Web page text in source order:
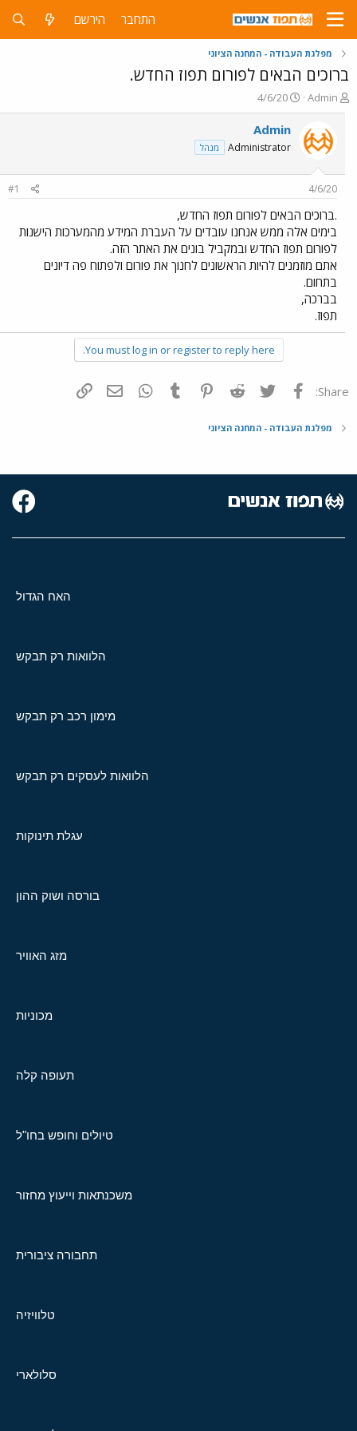
התחבר הירשם
מפלגת העבודה - המחנה הציוני
ברוכים הבאים לפורום תפוז החדש.
פ
ו
ח
ו
ש
א
Admin
פ
ו
ר
ם
ר
י
ך
4/6/20
Admin
Administrator מנהל
4/6/20
#1
.ברוכים הבאים לפורום תפוז החדש,
בימים אלה ממש אנחנו עובדים על העברת המידע מהמערכות הישנות
לפורום תפוז החדש ובמקביל בונים את האתר הזה.
אתם מוזמנים להיות הראשונים לחנוך את פורום ולפתוח פה דיונים
בתחום.
בברכה,
תפוז.
You must log in or register to reply here.
Share: פייסבוק Twitter
Reddit
Pinterest
Tumblr
WhatsAppדואר אלקטרוני
מפלגת העבודה - המחנה הציוני
האח הגדול
הלוואות רק תבקש
מימון רכב רק תבקש
הלוואות לעסקים רק תבקש
עגלת תינוקות
בורסה ושוק ההון
מזג האוויר
מכוניות
תעופה קלה
טיולים וחופש בחו"ל
משכנתאות וייעוץ מחזור
תחבורה ציבורית
טלוויזיה
סלולארי